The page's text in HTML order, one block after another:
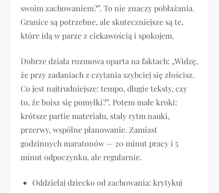
swoim zachowaniem?”. To nie znaczy pobłażania.
Granice są potrzebne, ale skuteczniejsze są te,
które idą w parze z ciekawością i spokojem.
Dobrze działa rozmowa oparta na faktach: „Widzę,
że przy zadaniach z czytania szybciej się złościsz.
Co jest najtrudniejsze: tempo, długie teksty, czy
to, że boisz się pomyłki?”. Potem małe kroki:
krótsze partie materiału, stały rytm nauki,
przerwy, wspólne planowanie. Zamiast
godzinnych maratonów — 20 minut pracy i 5
minut odpoczynku, ale regularnie.
Oddzielaj dziecko od zachowania: krytykuj